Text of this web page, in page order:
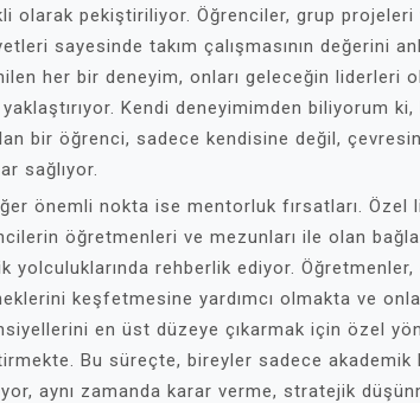
olarak pekiştiriliyor. Öğrenciler, grup projeleri
sayesinde takım çalışmasının değerini
her bir deneyim, onları geleceğin liderleri
Kendi deneyimimden biliyorum
bir öğrenci, sadece kendisine değil,
sağlıyor.
önemli nokta ise mentorluk fırsatları. Özel
öğretmenleri ve mezunları ile olan
yolculuklarında rehberlik ediyor.
keşfetmesine yardımcı olmakta ve
en üst düzeye çıkarmak için özel
Bu süreçte, bireyler sadece akademik
aynı zamanda karar verme, stratejik